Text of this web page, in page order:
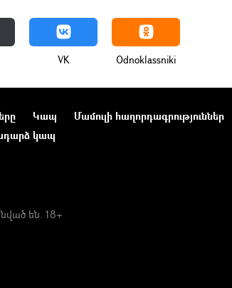
VK Odnoklassniki
Կապ Մամուլի հաղորդագրություններ
կապ
են. 18+